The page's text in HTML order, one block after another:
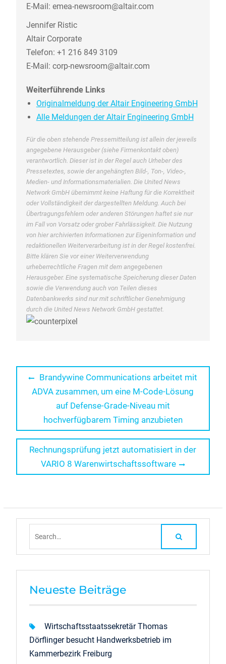
E-Mail: emea-newsroom@altair.com
Jennifer Ristic
Altair Corporate
Telefon: +1 216 849 3109
E-Mail: corp-newsroom@altair.com
Weiterführende Links
Originalmeldung der Altair Engineering GmbH
Alle Meldungen der Altair Engineering GmbH
Für die oben stehende Pressemitteilung ist allein der jeweils
angegebene Herausgeber (siehe Firmenkontakt oben)
verantwortlich. Dieser ist in der Regel auch Urheber des
Pressetextes, sowie der angehängten Bild-, Ton-, Video-,
Medien- und Informationsmaterialien. Die United News
Network GmbH übernimmt keine Haftung für die Korrektheit
oder Vollständigkeit der dargestellten Meldung. Auch bei
Übertragungsfehlern oder anderen Störungen haftet sie nur
im Fall von Vorsatz oder grober Fahrlässigkeit. Die Nutzung
von hier archivierten Informationen zur Eigeninformation und
redaktionellen Weiterverarbeitung ist in der Regel kostenfrei.
Bitte klären Sie vor einer Weiterverwendung
urheberrechtliche Fragen mit dem angegebenen
Herausgeber. Eine systematische Speicherung dieser Daten
sowie die Verwendung auch von Teilen dieses
Datenbankwerks sind nur mit schriftlicher Genehmigung
durch die United News Network GmbH gestattet.
Beitragsnavigation
Previous
post:
Brandywine Communications arbeitet mit
ADVA zusammen, um eine M-Code-Lösung
auf Defense-Grade-Niveau mit
hochverfügbarem Timing anzubieten
Next
post:
Rechnungsprüfung jetzt automatisiert in der
VARIO 8 Warenwirtschaftssoftware
Neueste Beiträge
Wirtschaftsstaatssekretär Thomas
Dörflinger besucht Handwerksbetrieb im
Kammerbezirk Freiburg